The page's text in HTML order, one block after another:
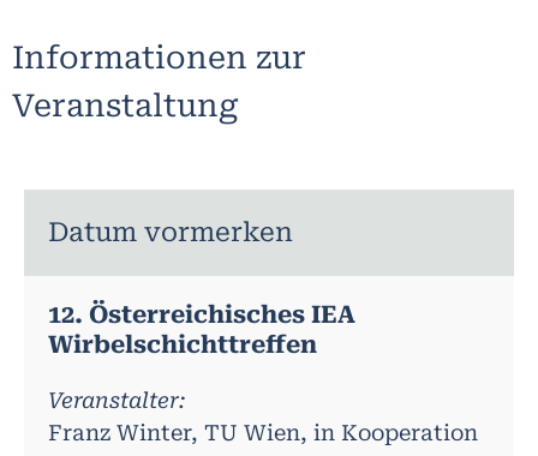
Informationen zur
Veranstaltung
Datum vormerken
12. Österreichisches IEA
Wirbelschichttreffen
Veranstalter:
Franz Winter, TU Wien, in Kooperation